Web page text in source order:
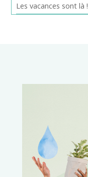
Les vacances sont là !